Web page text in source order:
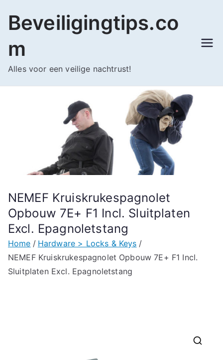
naar
inhoud
Beveiligingtips.co
m
Alles voor een veilige nachtrust!
NEMEF Kruiskrukespagnolet
Opbouw 7E+ F1 Incl. Sluitplaten
Excl. Epagnoletstang
Home
Hardware > Locks & Keys
NEMEF Kruiskrukespagnolet Opbouw 7E+ F1 Incl.
Sluitplaten Excl. Epagnoletstang